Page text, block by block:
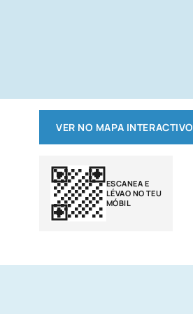
VER NO MAPA INTERACTIVO
ESCANEA E
LÉVAO NO TEU
MÓBIL